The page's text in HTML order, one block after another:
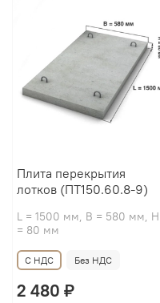
Плита перекрытия
лотков (ПТ150.60.8-9)
L = 1500 мм, B = 580 мм, H
= 80 мм
С НДС Без НДС
2 480 ₽